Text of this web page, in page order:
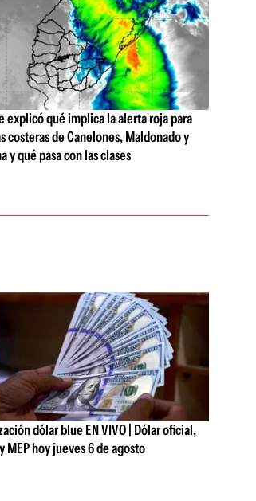
explicó qué implica la alerta roja para
costeras de Canelones, Maldonado y
y qué pasa con las clases
dólar blue EN VIVO | Dólar oficial,
MEP hoy jueves 6 de agosto